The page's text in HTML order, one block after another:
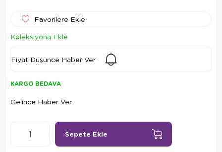
Favorilere Ekle
Koleksiyona Ekle
Fiyat Düşünce Haber Ver
KARGO BEDAVA
Gelince Haber Ver